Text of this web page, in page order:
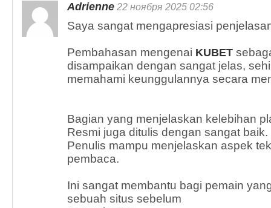
Adrienne 22 ноября 2025 02:56
Saya sangat mengapresiasi
Pembahasan mengenai KUBET
disampaikan dengan sangat jelas,
memahami keunggulannya secara
Bagian yang menjelaskan kelebihan
Resmi juga ditulis dengan sangat baik.
Penulis mampu menjelaskan aspek
pembaca.
Ini sangat membantu bagi pemain
sebuah situs sebelum